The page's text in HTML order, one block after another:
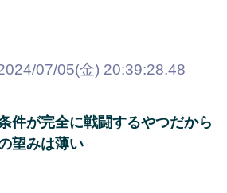
07/05(金) 20:39:28.48
件が完全に戦闘するやつだから
望みは薄い